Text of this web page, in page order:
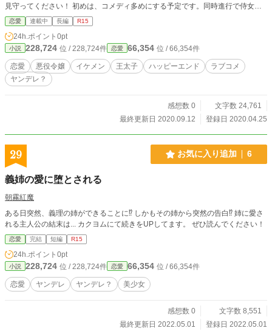
見守ってください！ 初めは、コメディ多めにする予定です。同時進行で侍女の
話も書いていきます！
恋愛 連載中 長編 R15
24h.ポイント 0pt
小説 228,724 位 / 228,724件 恋愛 66,354 位 / 66,354件
恋愛 悪役令嬢 イケメン 王太子 ハッピーエンド
ラブコメ
ヤンデレ？
感想数 0
文字数 24,761
最終更新日 2020.09.12
登録日 2020.04.25
29 お気に入り追加 6
義姉の愛に堕とされる
朝霧紅魔
ある日突然、義理の姉ができることに⁉︎ しかもその姉から突然の告白⁉︎ 姉に愛さ
れる主人公の結末は... カクヨムにて続きをUPしてます。 ぜひ読んでください！
恋愛 完結 短編 R15
24h.ポイント 0pt
小説 228,724 位 / 228,724件 恋愛 66,354 位 / 66,354件
恋愛 ヤンデレ ヤンデレ？ 美少女
感想数 0
文字数 8,551
最終更新日 2022.05.01
登録日 2022.05.01